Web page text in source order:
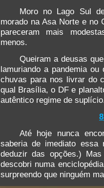
Moro no Lago Sul
morado na Asa Norte e no
pareceram mais
menos.
Queiram a deusas
lamuriando a pandemia
chuvas para nos livrar do
qual Brasília, o DF e
autêntico regime de
Até hoje nunca
saberia de imediato essa
deduzir das opções.)
descobri numa
surpreendo que ninguém